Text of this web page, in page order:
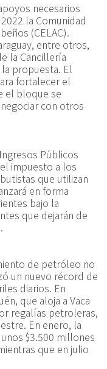
necesarios
la Comunidad
(CELAC).
entre otros,
la Cancillería
propuesta. El
fortalecer el
el bloque se
con otros
Públicos
impuesto a los
que utilizan
en forma
bajo la
que dejarán de
de petróleo no
un nuevo récord de
diarios. En
que aloja a Vaca
regalías petroleras,
En enero, la
$3.500 millones
que en julio